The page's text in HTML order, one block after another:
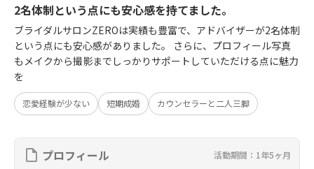
2名体制という点にも安心感を持てました。
ブライダルサロンZEROは実績も豊富で、アドバイザーが2名体制
という点にも安心感がありました。 さらに、プロフィール写真
もメイクから撮影までしっかりサポートしていただける点に魅力
を
恋愛経験が少ない 短期成婚 カウンセラーと二人三脚
プロフィール 活動期間：1年5ヶ月